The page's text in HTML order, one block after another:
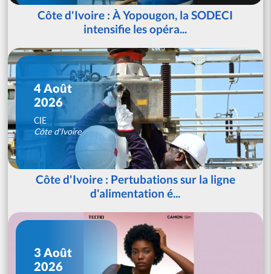
Côte d'Ivoire : À Yopougon, la SODECI
intensifie les opéra...
4 Août
2026
CIE
Côte d'Ivoire
Côte d'Ivoire : Pertubations sur la ligne
d'alimentation é...
3 Août
2026